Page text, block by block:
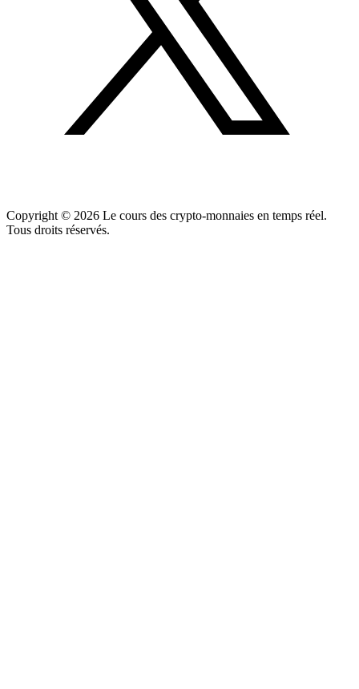
Copyright © 2026 Le cours des crypto-monnaies en temps réel.
Tous droits réservés.